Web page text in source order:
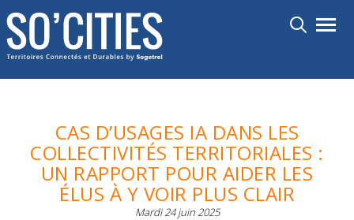
Aller
au
contenu
CAS D’USAGES IA DANS LES
COLLECTIVITÉS TERRITORIALES :
UN RAPPORT POUR AIDER LES
ÉLUS À Y VOIR PLUS CLAIR
Mardi 24 juin 2025